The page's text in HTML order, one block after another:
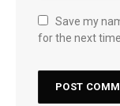
Save my
for the next